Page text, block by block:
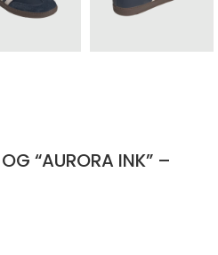
“AURORA INK” –